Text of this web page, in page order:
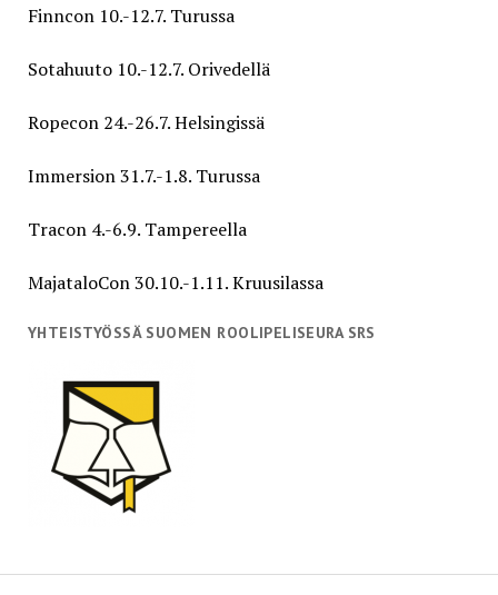
Finncon 10.-12.7. Turussa
Sotahuuto 10.-12.7. Orivedellä
Ropecon 24.-26.7. Helsingissä
Immersion 31.7.-1.8. Turussa
Tracon 4.-6.9. Tampereella
MajataloCon 30.10.-1.11. Kruusilassa
YHTEISTYÖSSÄ SUOMEN ROOLIPELISEURA SRS